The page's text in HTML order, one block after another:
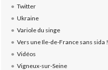
Twitter
Ukraine
Variole du singe
Vers une Ile-de-France sans sida !
Vidéos
Vigneux-sur-Seine